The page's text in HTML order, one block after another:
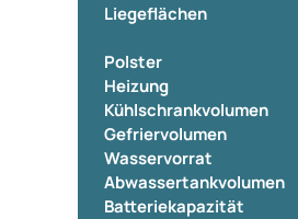
Liegeflächen
Polster
Heizung
Kühlschrankvolumen
Gefriervolumen
Wasservorrat
Abwassertankvolumen
Batteriekapazität